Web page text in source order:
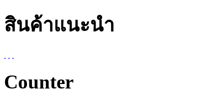
สินค้าแนะนำ
Counter